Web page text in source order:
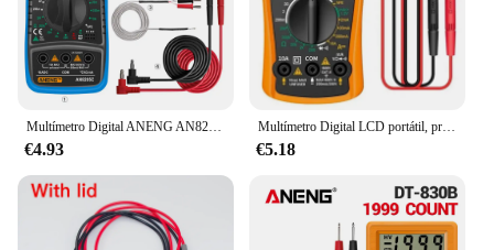
Multímetro Digital ANENG AN8205C, polimetro multimetro tester multímetro voltimetro voltimetro multimeter amperímetro CA/CC de voltios y ohmios, multímetro con retroiluminación LCD termopar portátil
€4.93
Multímetro Digital LCD portátil, probador de diodo de voltaje CA/CC, medidor de resistencia de corriente, amperímetro, multímetro con sonda de prueba
€5.18